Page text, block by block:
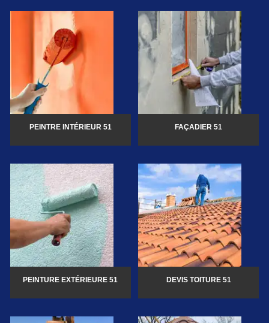
PEINTRE INTÉRIEUR 51 FAÇADIER 51
PEINTURE EXTÉRIEURE 51 DEVIS TOITURE 51